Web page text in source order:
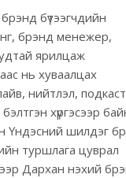
бүтээгчдийн
брэнд менежер,
ярилцаж
нь хуваалцах
нийтлэл,
бэлтгэн хүргэсээр
Үндэсний шилдэг
туршлага цуврал
Дархан нэхий